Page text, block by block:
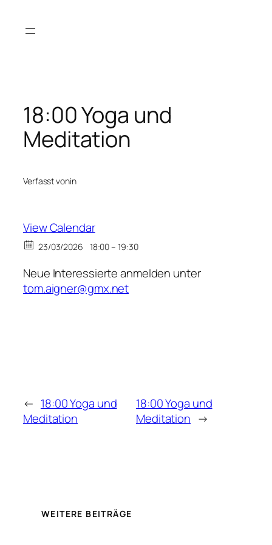
Inhalt
18:00 Yoga und
Meditation
Verfasst vonin
View Calendar
23/03/2026 18:00 – 19:30
Neue Interessierte anmelden unter
tom.aigner@gmx.net
← 18:00 Yoga und
Meditation
18:00 Yoga und
Meditation →
WEITERE BEITRÄGE